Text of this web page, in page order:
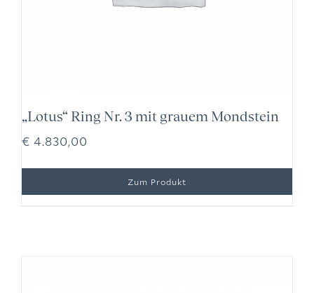
„Lotus“ Ring Nr. 3 mit grauem Mondstein
€ 4.830,00